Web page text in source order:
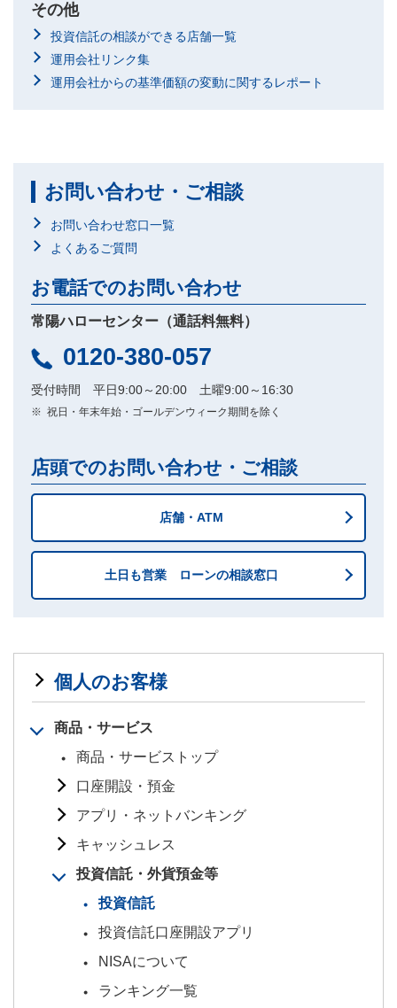
その他
投資信託の相談ができる店舗一覧
運用会社リンク集
運用会社からの基準価額の変動に関するレポート
お問い合わせ・ご相談
お問い合わせ窓口一覧
よくあるご質問
お電話でのお問い合わせ
常陽ハローセンター（通話料無料）
0120-380-057
受付時間 平日9:00～20:00 土曜9:00～16:30
※ 祝日・年末年始・ゴールデンウィーク期間を除く
店頭でのお問い合わせ・ご相談
店舗・ATM
土日も営業 ローンの相談窓口
個人のお客様
商品・サービス
商品・サービストップ
口座開設・預金
アプリ・ネットバンキング
キャッシュレス
投資信託・外貨預金等
投資信託
投資信託口座開設アプリ
NISAについて
ランキング一覧